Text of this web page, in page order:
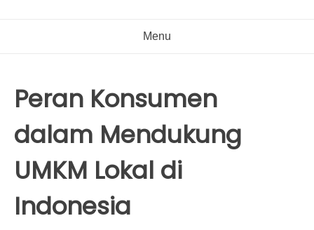
Menu
Peran Konsumen
dalam Mendukung
UMKM Lokal di
Indonesia